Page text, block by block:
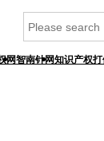
网智南针网知识产权打